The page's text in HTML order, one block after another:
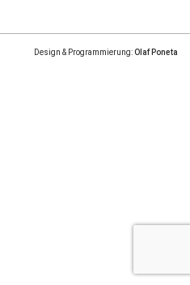
Design & Programmierung:Olaf Poneta